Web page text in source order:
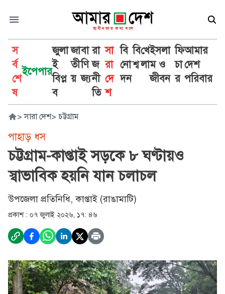
স
র্ব
শে
ষ
ইপেপার
জুলা
ই
বিপ্ল
ব
জা
তী
য়
বা
ণি
জ্য
রা
জ
নী
তি
সা
রা
দে
শ
বি
নো
দন
বি
শ্ব
খে
লা
ইসলা
ম ও
জীবন
ফি
চা
র
আমার
দেশ
পরিবার
> সারা দেশ> চট্টগ্রাম
পাহাড় ধস
চট্টগ্রাম-কাপ্তাই সড়কে ৮ ঘণ্টায়ও
স্বাভাবিক হয়নি যান চলাচল
উপজেলা প্রতিনিধি, কাপ্তাই (রাঙামাটি)
প্রকাশ : ০৭ জুলাই ২০২৬, ১৭: ৪৬